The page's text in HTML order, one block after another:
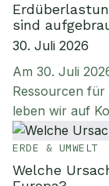
sind
30. Juli 2026
Am 30. Juli
Ressourcen
leben wir auf
ERDE & UMWELT
Welche